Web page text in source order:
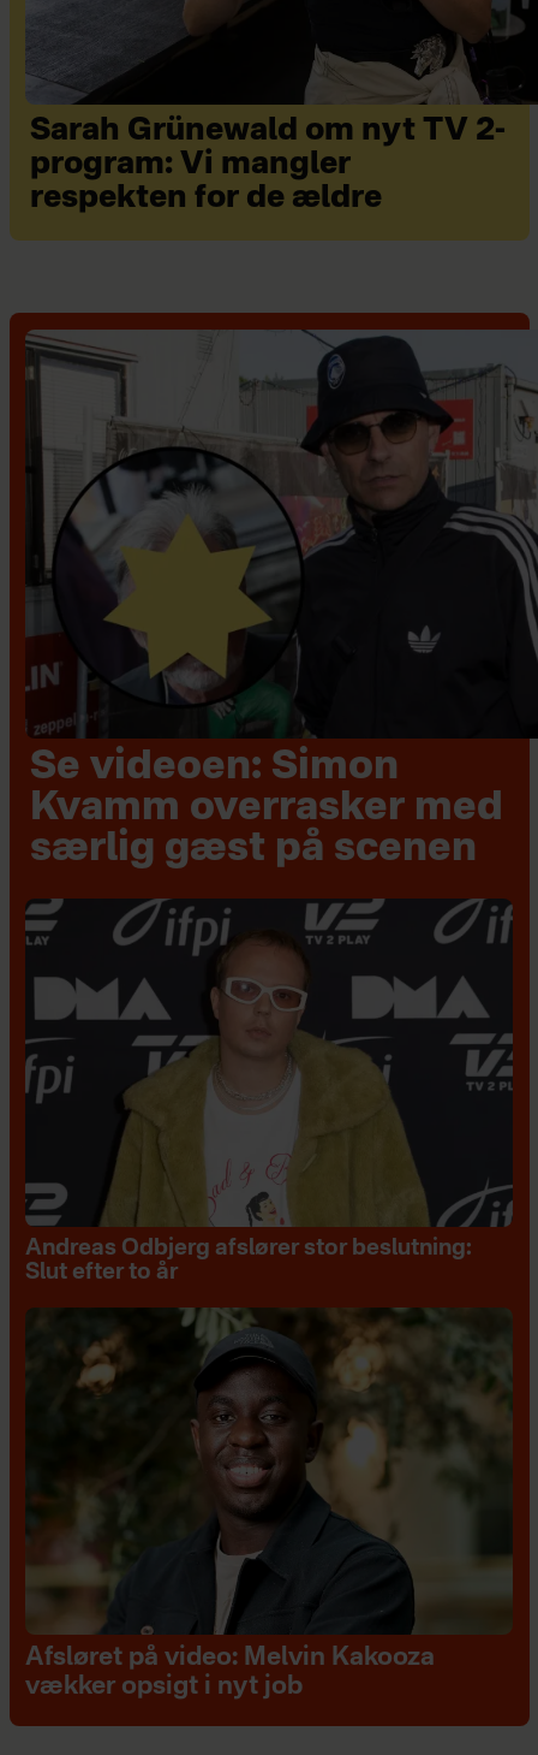
Sarah Grünewald om nyt TV 2-
program: Vi mangler
respekten for de ældre
Se videoen: Simon
Kvamm overrasker med
særlig gæst på scenen
Andreas Odbjerg afslører stor beslutning:
Slut efter to år
Afsløret på video: Melvin Kakooza
vækker opsigt i nyt job